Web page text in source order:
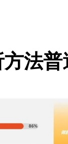
法